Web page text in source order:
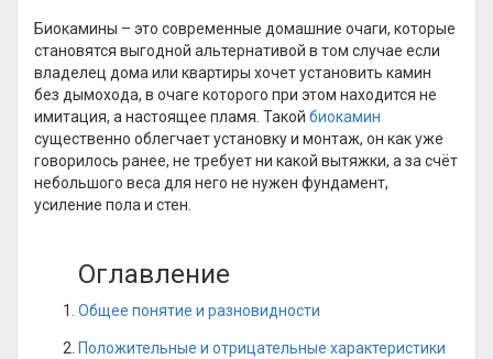
Биокамины – это современные домашние очаги, которые
становятся выгодной альтернативой в том случае если
владелец дома или квартиры хочет установить камин
без дымохода, в очаге которого при этом находится не
имитация, а настоящее пламя. Такой биокамин
существенно облегчает установку и монтаж, он как уже
говорилось ранее, не требует ни какой вытяжки, а за счёт
небольшого веса для него не нужен фундамент,
усиление пола и стен.
Оглавление
Общее понятие и разновидности
Положительные и отрицательные характеристики